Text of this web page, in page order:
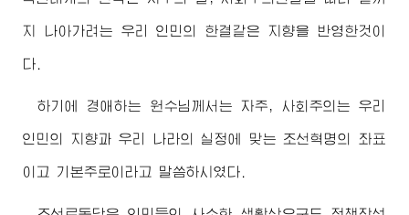
지 나아가려는 우리 인민의 한결같은 지향을 반영한것이
다.
하기에 경애하는 원수님께서 는 자주, 사회주의는 우리
인민의 지향과 우리 나라의 실정에 맞는 조선혁명의 좌표
이고 기본주로이라고 말씀하시였다.